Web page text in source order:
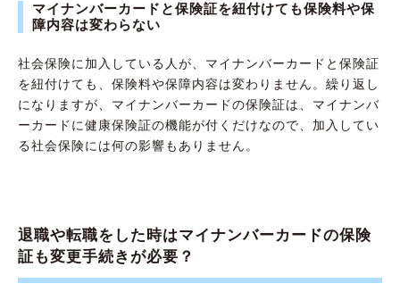
マイナンバーカードと保険証を紐付けても保険料や保
障内容は変わらない
社会保険に加入している人が、マイナンバーカードと保険証
を紐付けても、保険料や保障内容は変わりません。繰り返し
になりますが、マイナンバーカードの保険証は、マイナンバ
ーカードに健康保険証の機能が付くだけなので、加入してい
る社会保険には何の影響もありません。
退職や転職をした時はマイナンバーカードの保険
証も変更手続きが必要？